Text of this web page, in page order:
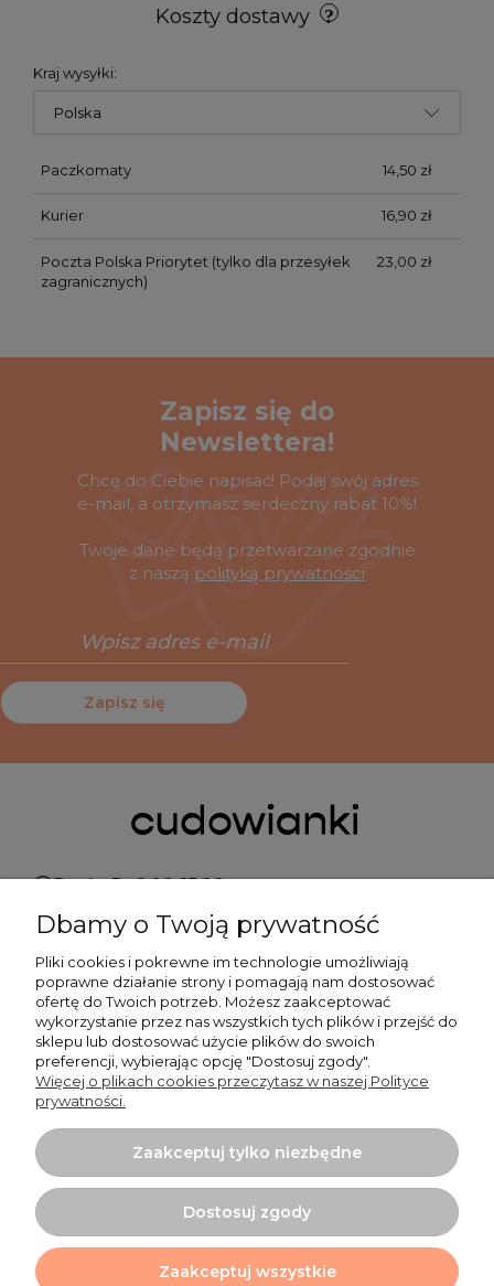
Koszty dostawy
Kraj wysyłki:
Paczkomaty 14,50 zł
Kurier 16,90 zł
Poczta Polska Priorytet (tylko dla przesyłek
zagranicznych)
23,00 zł
Zapisz się do
Newslettera!
Chcę do Ciebie napisać! Podaj swój adres
e-mail, a otrzymasz serdeczny rabat 10%!
Twoje dane będą przetwarzane zgodnie
z naszą polityką prywatności
Zapisz się
Pn do Pt 9:00-15:00
+48 519 462 010
kontakt@cudowianki.pl
Ważne sprawy
Dodatkowe informacje
Tu mnie znajdziesz
Dbamy o Twoją prywatność
Pliki cookies i pokrewne im technologie umożliwiają
poprawne działanie strony i pomagają nam dostosować
ofertę do Twoich potrzeb. Możesz zaakceptować
wykorzystanie przez nas wszystkich tych plików i przejść do
sklepu lub dostosować użycie plików do swoich
preferencji, wybierając opcję "Dostosuj zgody".
Więcej o plikach cookies przeczytasz w naszej Polityce
prywatności.
Zaakceptuj tylko niezbędne
Dostosuj zgody
Zaakceptuj wszystkie